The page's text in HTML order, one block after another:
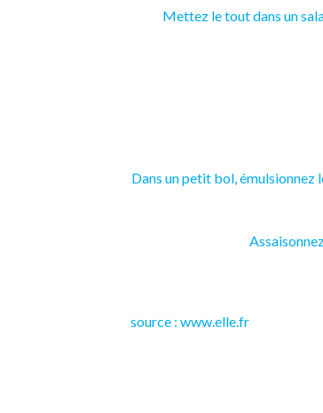
Mettez le tout dans un
Dans un petit bol, émulsionnez
source : www.elle.fr